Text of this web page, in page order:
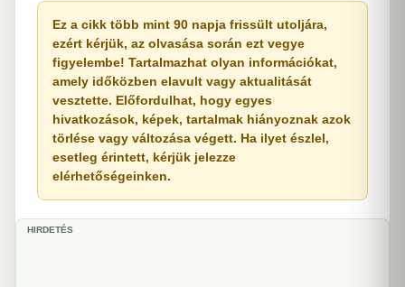
Ez a cikk több mint 90 napja frissült utoljára,
ezért kérjük, az olvasása során ezt vegye
figyelembe! Tartalmazhat olyan információkat,
amely időközben elavult vagy aktualitását
vesztette. Előfordulhat, hogy egyes
hivatkozások, képek, tartalmak hiányoznak azok
törlése vagy változása végett. Ha ilyet észlel,
esetleg érintett, kérjük jelezze
elérhetőségeinken.
HIRDETÉS